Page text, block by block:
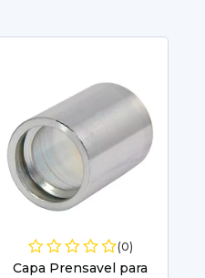
(0)
Capa Prensavel para